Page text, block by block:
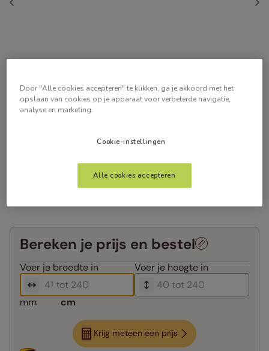
Bereken je prijs en bestel
Voer je breedte in Voer je hoogte in
mm cm
Krijg meteen een prijs
Door "Alle cookies accepteren" te klikken, ga je akkoord met het
opslaan van cookies op je apparaat voor verbeterde navigatie,
analyse en marketing.
Cookie-instellingen
Alle cookies accepteren